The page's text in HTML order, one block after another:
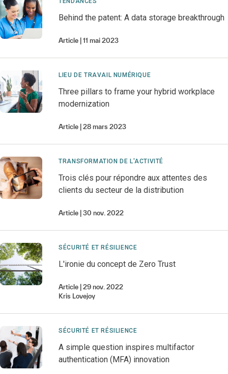
Behind the patent: A data storage breakthrough
Article 11 mai 2023
LIEU DE TRAVAIL NUMÉRIQUE
Three pillars to frame your hybrid workplace
modernization
Article 28 mars 2023
TRANSFORMATION DE L'ACTIVITÉ
Trois clés pour répondre aux attentes des
clients du secteur de la distribution
Article 30 nov. 2022
SÉCURITÉ ET RÉSILIENCE
L'ironie du concept de Zero Trust
Article
29 nov. 2022
Kris Lovejoy
SÉCURITÉ ET RÉSILIENCE
A simple question inspires multifactor
authentication (MFA) innovation